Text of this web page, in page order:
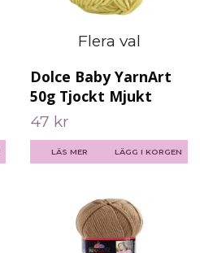
Flera val
Dolce Baby YarnArt
50g Tjockt Mjukt
47 kr
LÄS MER LÄGG I KORGEN